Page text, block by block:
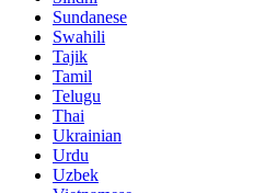
Sundanese
Swahili
Tajik
Tamil
Telugu
Thai
Ukrainian
Urdu
Uzbek